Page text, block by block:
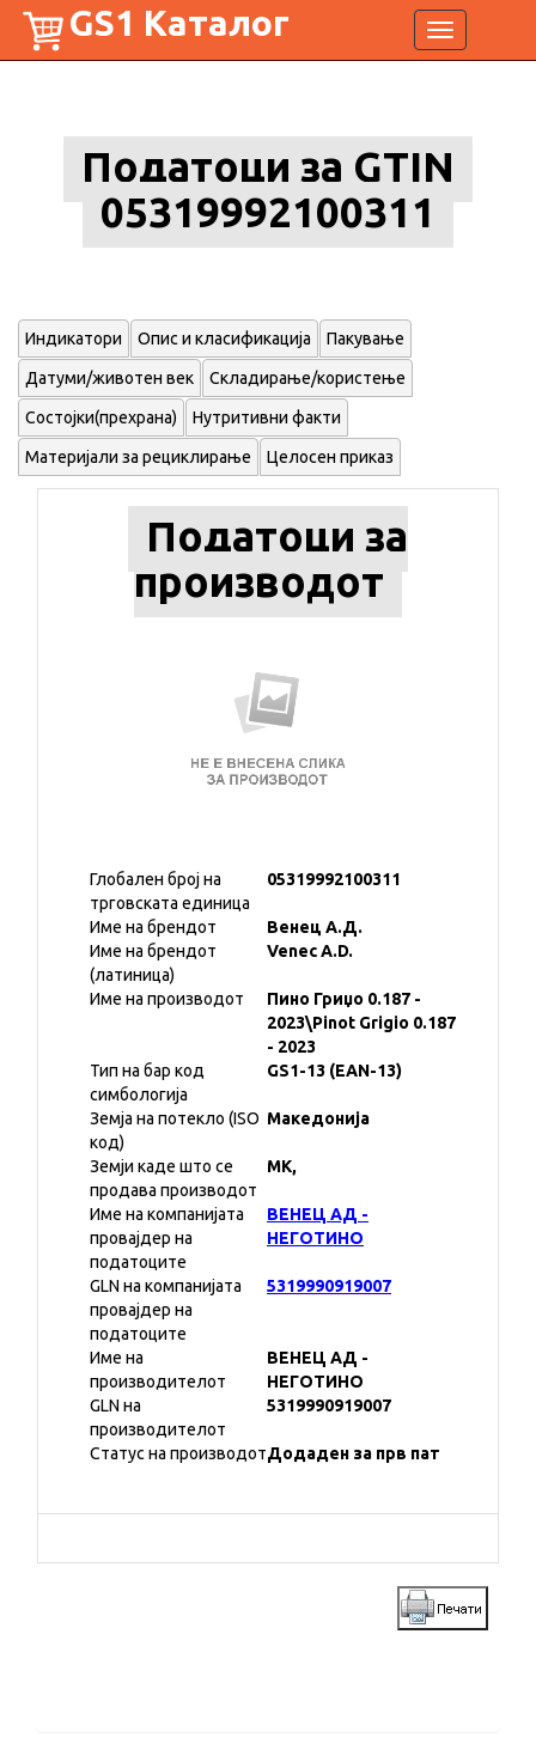
Toggle
navigation
GS1 Каталог
Податоци за GTIN
05319992100311
Индикатори Опис и класификација Пакување
Датуми/животен век Складирање/користење
Состојки(прехрана) Нутритивни факти
Материјали за рециклирање Целосен приказ
Податоци за
производот
Глобален број на
трговската единица
05319992100311
Име на брендот
Венец А.Д.
Име на брендот
(латиница)
Venec A.D.
Име на производот
Пино Гриџо 0.187 -
2023\Pinot Grigio 0.187
- 2023
Тип на бар код
симбологија
GS1-13 (EAN-13)
Земја на потекло (ISO
код)
Македонија
Земји каде што се
продава производот
MK,
Име на компанијата
провајдер на
податоците
ВЕНЕЦ АД -
НЕГОТИНО
GLN на компанијата
провајдер на
податоците
5319990919007
Име на
производителот
ВЕНЕЦ АД -
НЕГОТИНО
GLN на
производителот
5319990919007
Статус на производотДодаден за прв пат